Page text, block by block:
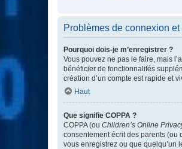
Problèmes de connexion et
Pourquoi dois-je m’enregistrer ?
Vous pouvez ne pas le faire, mais
bénéficier de fonctionnalités
création d’un compte est rapide et
Haut
Que signifie COPPA ?
COPPA (ou Children’s Online
consentement écrit des parents (ou
vous enregistrez ou que quelqu’un